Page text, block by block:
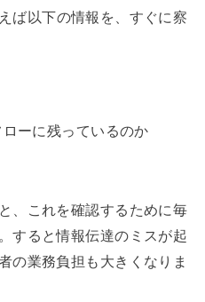
ば以下の情報を、すぐに察
ーに残っているのか
、これを確認するために毎
すると情報伝達のミスが起
の業務負担も大きくなりま